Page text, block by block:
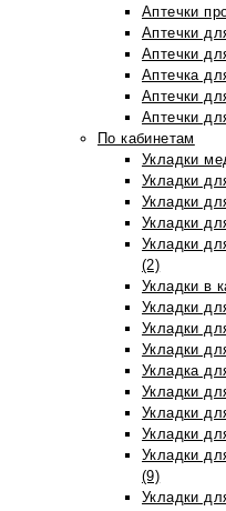
Аптечки
Аптечки
Аптечки
Аптечка
Аптечки
Аптечки
По кабинетам
Укладки
Укладки
Укладки
Укладки
Укладки
(2)
Укладки в
Укладки
Укладки
Укладки
Укладка
Укладки
Укладки
Укладки
Укладки
(9)
Укладки